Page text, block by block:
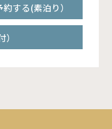
約する(素泊り）